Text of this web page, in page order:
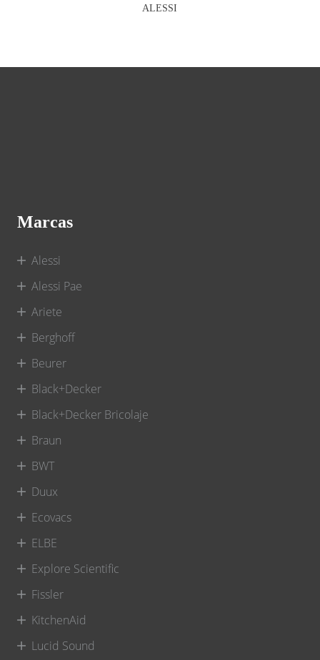
ALESSI
Marcas
Alessi
Alessi Pae
Ariete
Berghoff
Beurer
Black+Decker
Black+Decker Bricolaje
Braun
BWT
Duux
Ecovacs
ELBE
Explore Scientific
Fissler
KitchenAid
Lucid Sound